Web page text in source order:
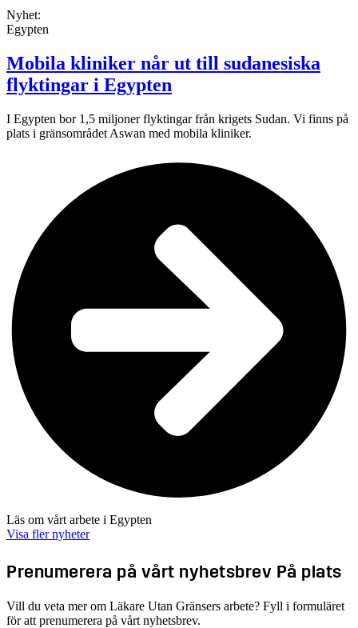
Nyhet:
Egypten
Mobila kliniker når ut till sudanesiska
flyktingar i Egypten
I Egypten bor 1,5 miljoner flyktingar från krigets Sudan. Vi finns på
plats i gränsområdet Aswan med mobila kliniker.
Läs om vårt arbete i Egypten
Visa fler nyheter
Prenumerera på vårt nyhetsbrev På plats
Vill du veta mer om Läkare Utan Gränsers arbete? Fyll i formuläret
för att prenumerera på vårt nyhetsbrev.